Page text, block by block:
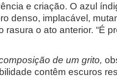
e criação. O azul
denso, implacável,
rasura o ato anterior. “É
de um grito,
contêm escuros